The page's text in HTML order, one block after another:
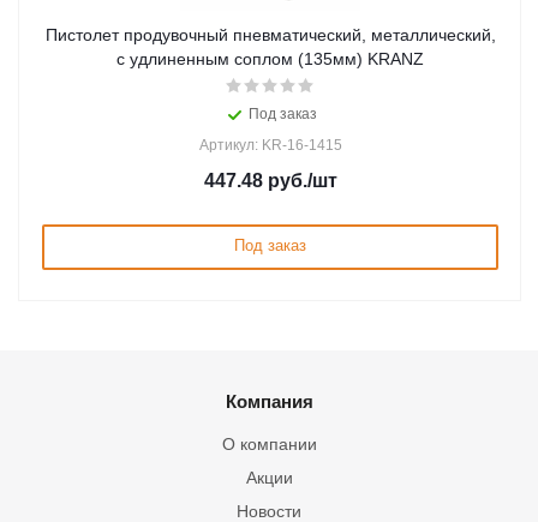
Пистолет продувочный пневматический, металлический,
с удлиненным соплом (135мм) KRANZ
Под заказ
Артикул: KR-16-1415
447.48руб./шт
Под заказ
Компания
О компании
Акции
Новости